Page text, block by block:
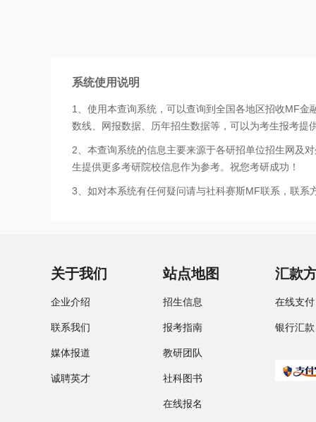
系统使用说明
1、使用本查询系统，可以查询到全国各地区招收MF
数线、网报数据、历年招生数据等，可以为考生报考提
2、本查询系统的信息主要来源于各研招单位招生网及
生提供更多考研院校信息作为参考。祝您考研成功！
3、如对本系统有任何疑问请与社科赛斯MF联系，联
关于我们
企业介绍
联系我们
媒体报道
诚聘英才
站点地图
招生信息
报考指南
教研团队
社科图书
在线报名
汇款
在线支
银行汇